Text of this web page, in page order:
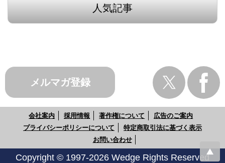
人気記事
メルマガ登録
会社案内 採用情報 著作権について
広告のご案内
プライバシーポリシーについて
特定商取引法に基づく表示
お問い合わせ
Copyright © 1997-2026 Wedge Rights Reserved